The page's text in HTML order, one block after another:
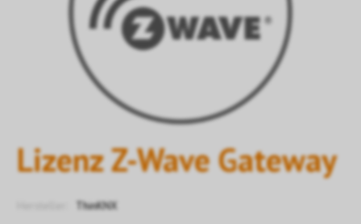
Lizenz Z-Wave Gateway
ThinKNX